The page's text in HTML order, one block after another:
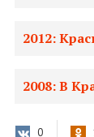
2012:
2008: В
0